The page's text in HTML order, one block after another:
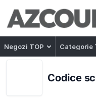
Negozi TOP Categorie
Codice